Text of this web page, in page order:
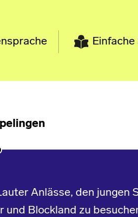
Einfache
Anlässe, den jungen
und Blockland zu